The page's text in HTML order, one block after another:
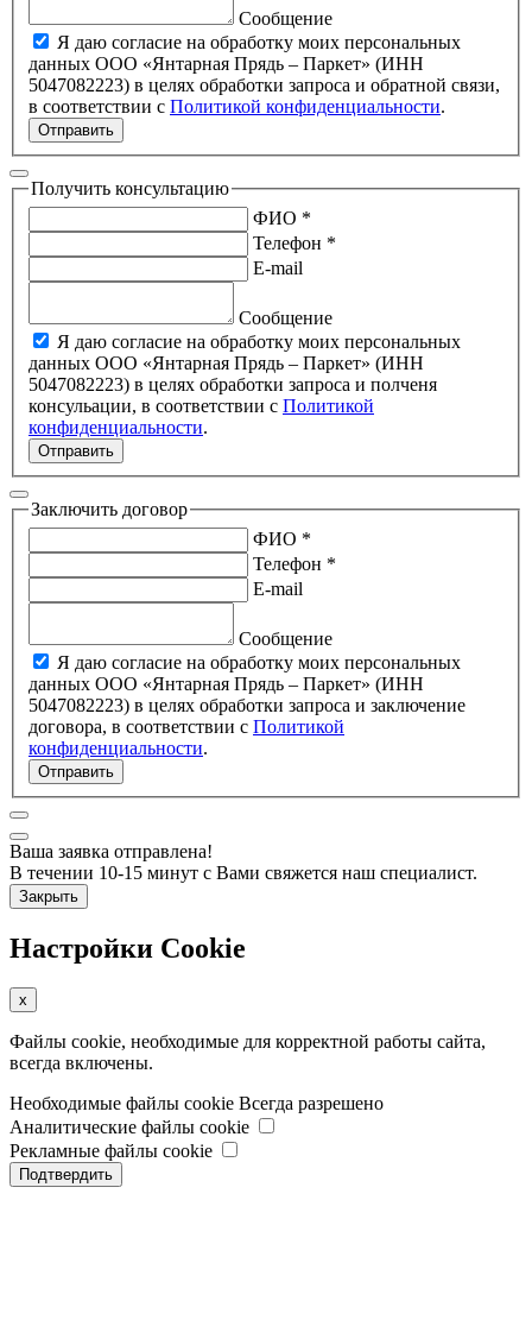
Сообщение
Я даю согласие на обработку моих персональных
данных ООО «Янтарная Прядь – Паркет» (ИНН
5047082223) в целях обработки запроса и обратной связи,
в соответствии с Политикой конфиденциальности.
Отправить
Получить консультацию
ФИО *
Телефон *
E-mail
Сообщение
Я даю согласие на обработку моих персональных
данных ООО «Янтарная Прядь – Паркет» (ИНН
5047082223) в целях обработки запроса и полченя
консульации, в соответствии с Политикой
конфиденциальности.
Отправить
Заключить договор
ФИО *
Телефон *
E-mail
Сообщение
Я даю согласие на обработку моих персональных
данных ООО «Янтарная Прядь – Паркет» (ИНН
5047082223) в целях обработки запроса и заключение
договора, в соответствии с Политикой
конфиденциальности.
Отправить
Ваша заявка отправлена!
В течении 10-15 минут с Вами свяжется наш специалист.
Закрыть
Настройки Cookie
x
Файлы cookie, необходимые для корректной работы сайта,
всегда включены.
Необходимые файлы cookie Всегда разрешено
Аналитические файлы cookie
Рекламные файлы cookie
Подтвердить